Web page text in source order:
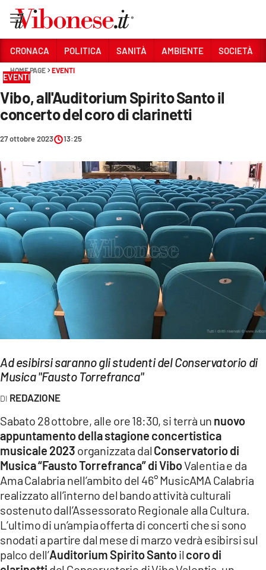
Sezioni
CRONACA
POLITICA
SANITÀ
AMBIENTE
SOCIETÀ
CULTURA
ECONOMIA E LAVORO
EVENTI
LAC NETWORK
LAC ONAIR
LaC
Network
LACPLAY.IT
LACTV.IT
LACONAIR.IT
LACITYMAG.IT
CRONACA POLITICA SANITÀ AMBIENTE SOCIETÀ
HOME PAGE EVENTI
EVENTI
Vibo, all'Auditorium Spirito Santo il
concerto del coro di clarinetti
27 ottobre 2023 13:25
Ad esibirsi saranno gli studenti del Conservatorio di
Musica "Fausto Torrefranca"
REDAZIONE
Sabato 28 ottobre, alle ore 18:30, si terrà un nuovo
appuntamento della stagione concertistica
musicale 2023 organizzata dal Conservatorio di
Musica “Fausto Torrefranca” di ViboValentia e da
Ama Calabria nell’ambito del 46° MusicAMA Calabria
realizzato all’interno del bando attività culturali
sostenuto dall’Assessorato Regionale alla Cultura.
L’ultimo di un’ampia offerta di concerti che si sono
snodati a partire dal mese di marzo vedrà esibirsi sul
palco dell’Auditorium Spirito Santoil coro di